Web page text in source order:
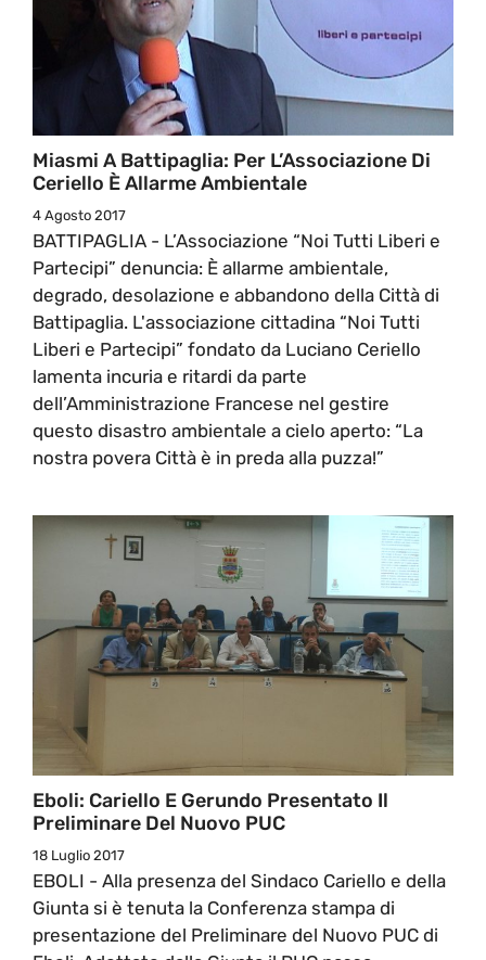
Miasmi A Battipaglia: Per L’Associazione Di
Ceriello È Allarme Ambientale
4 Agosto 2017
BATTIPAGLIA - L’Associazione “Noi Tutti Liberi e
Partecipi” denuncia: È allarme ambientale,
degrado, desolazione e abbandono della Città di
Battipaglia. L'associazione cittadina “Noi Tutti
Liberi e Partecipi” fondato da Luciano Ceriello
lamenta incuria e ritardi da parte
dell’Amministrazione Francese nel gestire
questo disastro ambientale a cielo aperto: “La
nostra povera Città è in preda alla puzza!”
Eboli: Cariello E Gerundo Presentato Il
Preliminare Del Nuovo PUC
18 Luglio 2017
EBOLI - Alla presenza del Sindaco Cariello e della
Giunta si è tenuta la Conferenza stampa di
presentazione del Preliminare del Nuovo PUC di